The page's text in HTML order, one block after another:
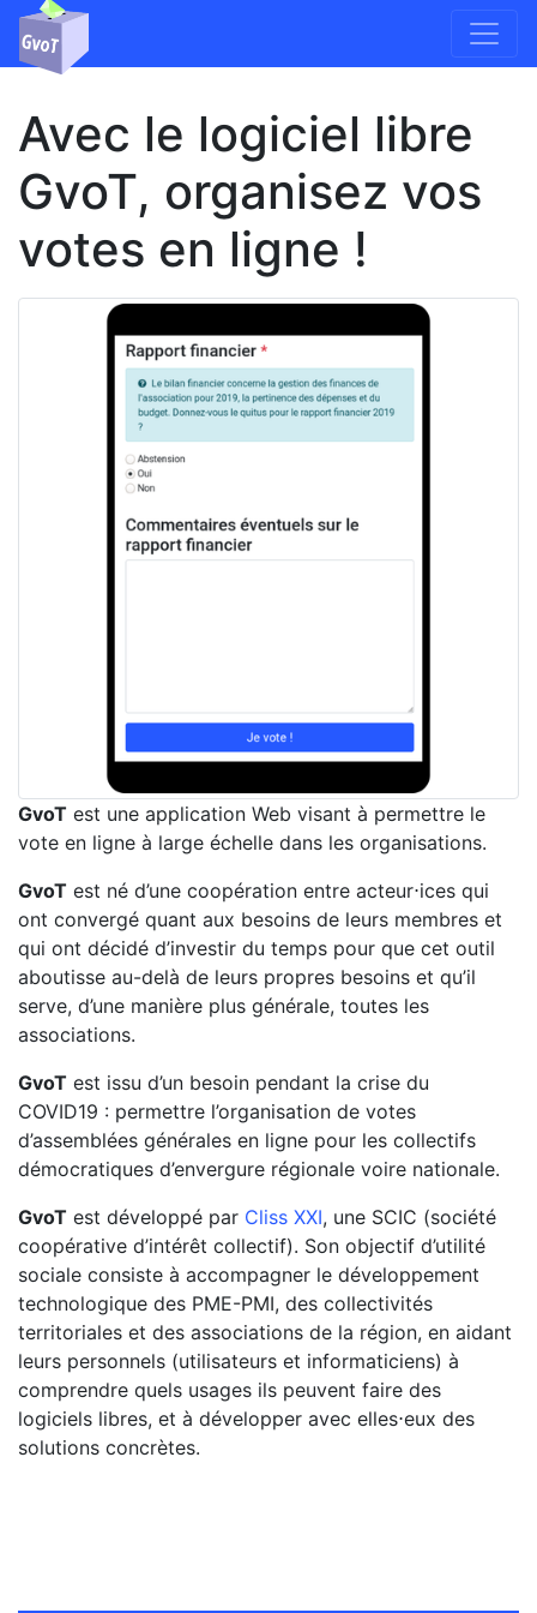
Avec le logiciel libre
GvoT, organisez vos
votes en ligne !
GvoT est une application Web visant à permettre le
vote en ligne à large échelle dans les organisations.
GvoT est né d’une coopération entre acteur⋅ices qui
ont convergé quant aux besoins de leurs membres et
qui ont décidé d’investir du temps pour que cet outil
aboutisse au-delà de leurs propres besoins et qu’il
serve, d’une manière plus générale, toutes les
associations.
GvoT est issu d’un besoin pendant la crise du
COVID19 : permettre l’organisation de votes
d’assemblées générales en ligne pour les collectifs
démocratiques d’envergure régionale voire nationale.
GvoT est développé par Cliss XXI, une SCIC (société
coopérative d’intérêt collectif). Son objectif d’utilité
sociale consiste à accompagner le développement
technologique des PME-PMI, des collectivités
territoriales et des associations de la région, en aidant
leurs personnels (utilisateurs et informaticiens) à
comprendre quels usages ils peuvent faire des
logiciels libres, et à développer avec elles⋅eux des
solutions concrètes.